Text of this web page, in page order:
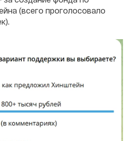
(всего проголосовало